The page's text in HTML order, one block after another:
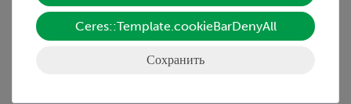
Медиа / ЗагрузкиCeres::Template.cookieBarDenyAll
Сохранить